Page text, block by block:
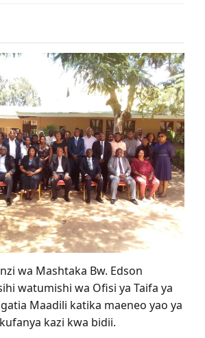
wa Mashtaka Bw. Edson
watumishi wa Ofisi ya Taifa ya
Maadili katika maeneo yao ya
kazi kwa bidii.